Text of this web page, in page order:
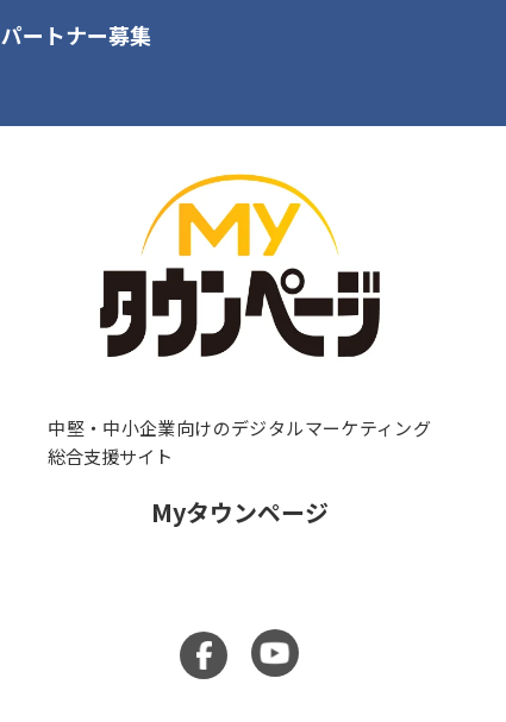
パートナー募集
Myタウンページ
中堅・中小企業向けのデジタルマーケティング
総合支援サイト